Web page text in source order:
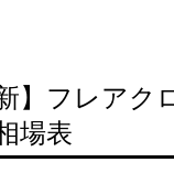
新】フレア
場表